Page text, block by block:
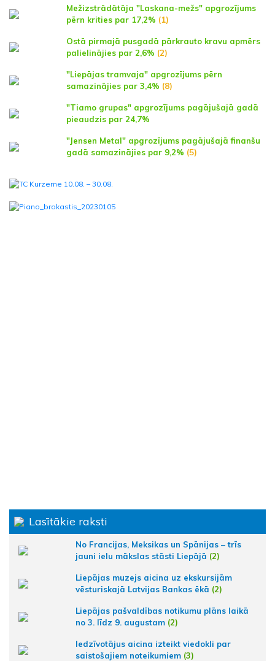
Mežizstrādātāja "Laskana-mežs" apgrozījums
pērn krities par 17,2% (1)
Ostā pirmajā pusgadā pārkrauto kravu apmērs
palielinājies par 2,6% (2)
"Liepājas tramvaja" apgrozījums pērn
samazinājies par 3,4% (8)
"Tiamo grupas" apgrozījums pagājušajā gadā
pieaudzis par 24,7%
"Jensen Metal" apgrozījums pagājušajā finanšu
gadā samazinājies par 9,2% (5)
Lasītākie raksti
No Francijas, Meksikas un Spānijas – trīs
jauni ielu mākslas stāsti Liepājā (2)
Liepājas muzejs aicina uz ekskursijām
vēsturiskajā Latvijas Bankas ēkā (2)
Liepājas pašvaldības notikumu plāns laikā
no 3. līdz 9. augustam (2)
Iedzīvotājus aicina izteikt viedokli par
saistošajiem noteikumiem (3)